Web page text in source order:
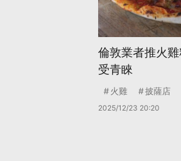
倫敦業者推火
受青睞
火雞 披薩店
2025/12/23 20:20